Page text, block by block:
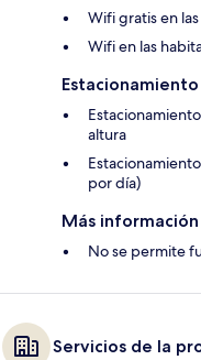
Wifi gratis en
Wifi en las
Estacionamiento
altura
por día)
Más información
No se permite
Servicios de la